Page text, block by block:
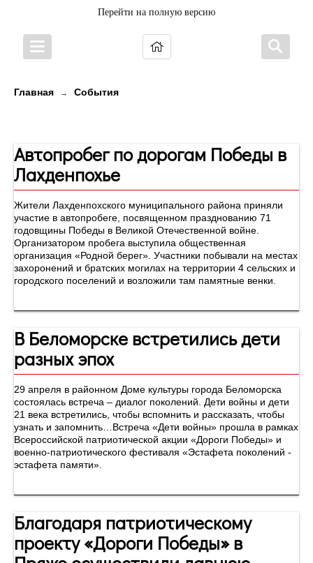
Перейти на полную версию
Главная → События
Автопробег по дорогам Победы в
Лахденпохье
Жители Лахденпохского муниципального района приняли
участие в автопробеге, посвященном празднованию 71
годовщины Победы в Великой Отечественной войне.
Организатором пробега выступила общественная
организация «Родной берег». Участники побывали на местах
захоронений и братских могилах на территории 4 сельских и
городского поселений и возложили там памятные венки.
В Беломорске встретились дети
разных эпох
29 апреля в районном Доме культуры города Беломорска
состоялась встреча – диалог поколений. Дети войны и дети
21 века встретились, чтобы вспомнить и рассказать, чтобы
узнать и запомнить…Встреча «Дети войны» прошла в рамках
Всероссийской патриотической акции «Дороги Победы» и
военно-патриотического фестиваля «Эстафета поколений -
эстафета памяти».
Благодаря патриотическому
проекту «Дороги Победы» в